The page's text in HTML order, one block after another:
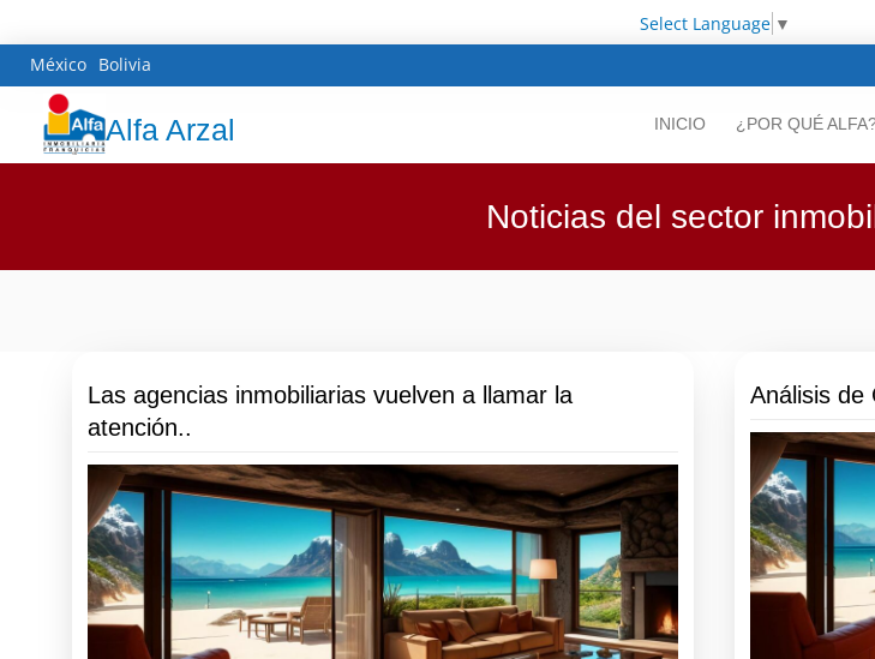
Select Language ▼
México Bolivia
Alfa Arzal INICIO ¿POR QUÉ
Noticias del sector
Las agencias inmobiliarias vuelven a llamar la
atención..
Análisis de